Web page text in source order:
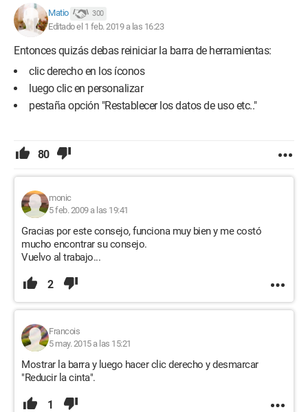
Matio 300
Editado el 1 feb. 2019 a las 16:23
Entonces quizás debas reiniciar la barra de herramientas:
clic derecho en los íconos
luego clic en personalizar
pestaña opción "Restablecer los datos de uso etc.."
80
monic
5 feb. 2009 a las 19:41
Gracias por este consejo, funciona muy bien y me costó
mucho encontrar su consejo.
Vuelvo al trabajo...
2
Francois
5 may. 2015 a las 15:21
Mostrar la barra y luego hacer clic derecho y desmarcar
"Reducir la cinta".
1